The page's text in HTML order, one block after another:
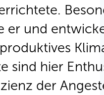
er und
sind hier
der